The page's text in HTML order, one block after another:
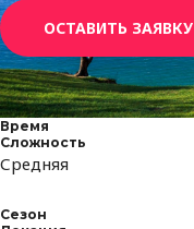
ОСТАВИТЬ ЗАЯВКУ
Время
Сложность
Средняя
Сезон